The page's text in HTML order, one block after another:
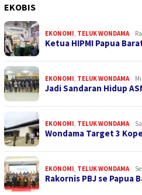
EKOBIS
EKONOMI, TELUK WONDAMA
Ketua HIPMI Papua
EKONOMI, TELUK WONDAMA
Jadi Sandaran Hidup
EKONOMI, TELUK WONDAMA
Wondama Target 3
EKONOMI, TELUK WONDAMA
Rakornis PBJ se Papua